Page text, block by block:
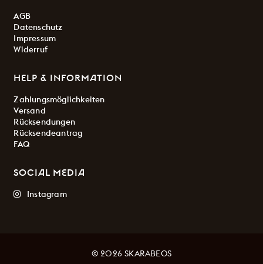
AGB
Datenschutz
Impressum
Widerruf
HELP & INFORMATION
Zahlungsmöglichkeiten
Versand
Rücksendungen
Rücksendeantrag
FAQ
SOCIAL MEDIA
Instagram
© 2026 SKARABEOS